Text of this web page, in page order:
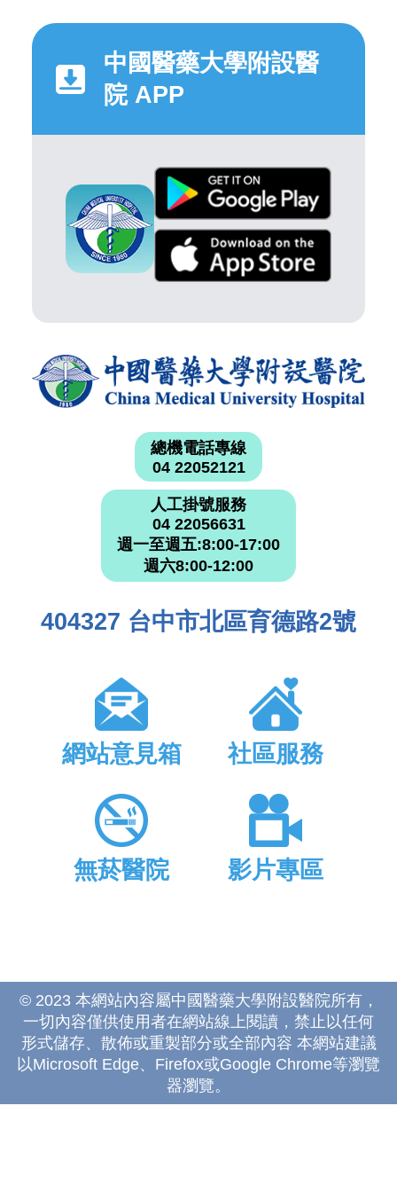
中國醫藥大學附設醫
院 APP
總機電話專線
04 22052121
人工掛號服務
04 22056631
週一至週五:8:00-17:00
週六8:00-12:00
404327 台中市北區育德路2號
網站意見箱 社區服務
無菸醫院 影片專區
© 2023 本網站內容屬中國醫藥大學附設醫院所有，
一切內容僅供使用者在網站線上閱讀，禁止以任何
形式儲存、散佈或重製部分或全部內容 本網站建議
以Microsoft Edge、Firefox或Google Chrome等瀏覽
器瀏覽。